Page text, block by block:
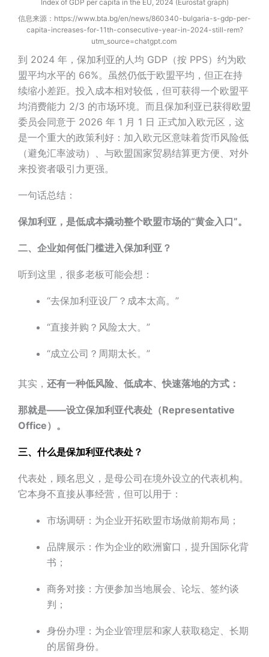
Index of GDP per capita in the EU, 2024 (Eurostat graph)
信息来源：https://www.bta.bg/en/news/860340-bulgaria-s-gdp-per-
capita-increases-for-11th-consecutive-year-in-2024-still-rem?
utm_source=chatgpt.com
到 2024 年，保加利亚的人均 GDP（按 PPS）约为欧
盟平均水平的 66%。虽然仍低于欧盟平均，但正在持
续缩小差距。投入成本相对较低，但可获得一个欧盟平
均消费能力 2/3 的市场环境。而且保加利亚已获得欧盟
委员会同意于 2026 年 1 月 1 日 正式加入欧元区，这
是一个重大的政策利好：加入欧元区意味着货币风险低
（避免汇率波动）、与欧盟国家贸易结算更方便、对外
来投资者吸引力更强。
一句话总结：
保加利亚，是低成本撬动整个欧盟市场的“黄金入口”。
二、企业如何低门槛进入保加利亚？
听到这里，很多老板可能会想：
“去保加利亚设厂？成本太高。”
“直接并购？风险太大。”
“成立公司？周期太长。”
其实， 还有一种低风险、低成本、快速落地的方式：
那就是——设立保加利亚代表处（Representative
Office）。
三、什么是保加利亚代表处？
代表处，顾名思义，是母公司在境外设立的代表机构。
它本身不直接从事经营，但可以用于：
市场调研：为企业开拓欧盟市场做前期布局；
品牌展示：作为企业的欧洲窗口，提升国际化背
书；
商务对接：方便参加当地展会、论坛、签约谈
判；
身份办理：为企业管理层和家人获取稳定、长期
的居留身份。